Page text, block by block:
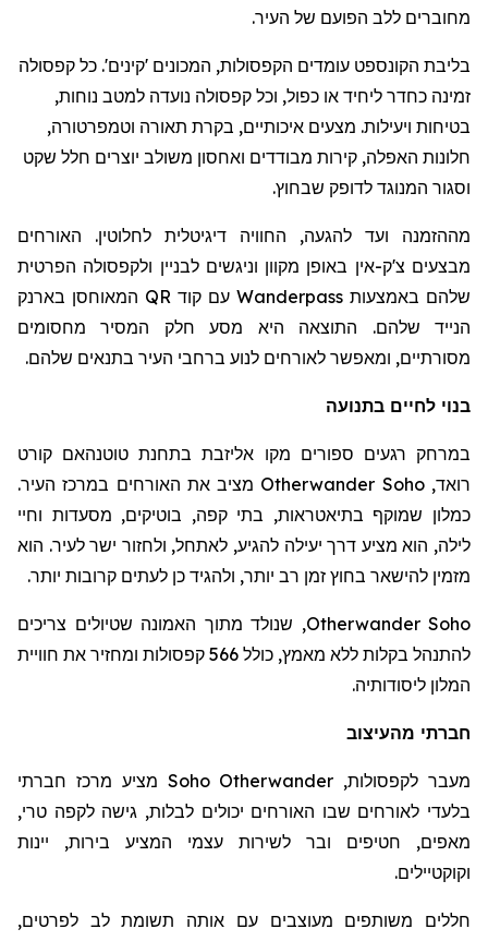
מחוברים ללב הפועם של העיר.
בליבת הקונספט עומדים הקפסולות, המכונים 'קינים'. כל קפסולה
זמינה כחדר ליחיד או כפול, וכל קפסולה נועדה למטב נוחות,
בטיחות ויעילות. מצעים איכותיים, בקרת תאורה וטמפרטורה,
חלונות האפלה, קירות מבודדים ואחסון משולב יוצרים חלל שקט
וסגור המנוגד לדופק שבחוץ.
מההזמנה ועד להגעה, החוויה דיגיטלית לחלוטין. האורחים
מבצעים צ'ק-אין באופן מקוון וניגשים לבניין ולקפסולה הפרטית
שלהם באמצעות Wanderpass עם קוד QR המאוחסן בארנק
הנייד שלהם. התוצאה היא מסע חלק המסיר מחסומים
מסורתיים, ומאפשר לאורחים לנוע ברחבי העיר בתנאים שלהם.
בנוי לחיים בתנועה
במרחק רגעים ספורים מקו אליזבת בתחנת טוטנהאם קורט
רואד,
Otherwander Soho מציב את האורחים במרכז העיר.
כמלון שמוקף בתיאטראות, בתי קפה, בוטיקים, מסעדות וחיי
לילה, הוא מציע דרך יעילה להגיע, לאתחל, ולחזור ישר לעיר. הוא
מזמין להישאר בחוץ זמן רב יותר, ולהגיד כן לעתים קרובות יותר.
Otherwander Soho, שנולד מתוך האמונה שטיולים צריכים
להתנהל בקלות ללא מאמץ, כולל 566 קפסולות ומחזיר את חוויית
המלון ליסודותיה.
חברתי מהעיצוב
מעבר לקפסולות, Otherwander
Soho מציע מרכז חברתי
בלעדי לאורחים שבו האורחים יכולים לבלות, גישה לקפה טרי,
מאפים, חטיפים ובר לשירות עצמי המציע בירות, יינות
וקוקטיילים.
חללים משותפים מעוצבים עם אותה תשומת לב לפרטים,